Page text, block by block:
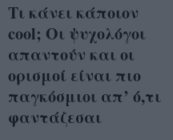
Τι κάνει κάποιον
cool; Οι ψυχολόγοι
απαντούν και οι
ορισμοί είναι πιο
παγκόσμιοι απ’ ό,τι
φαντάζεσαι